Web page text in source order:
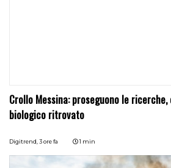
Crollo Messina: proseguono le
biologico ritrovato
Digitrend, 3 ore fa 1 min